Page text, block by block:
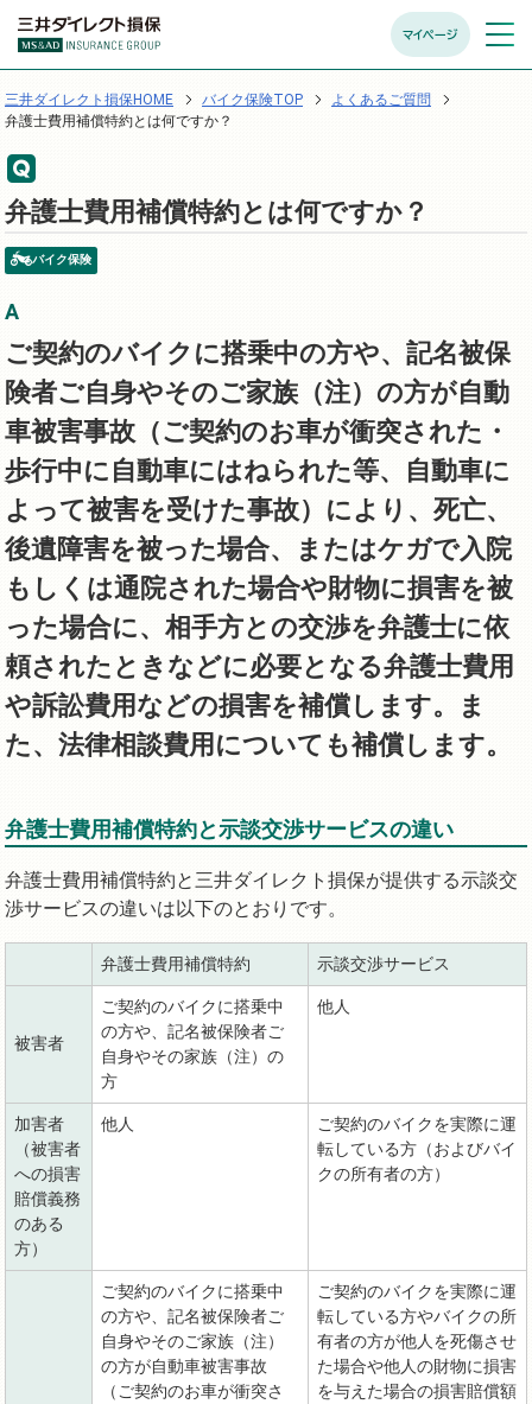
マイページ メニュ
開く
三井ダイレクト損保HOME バイク保険TOP
よくあるご質問
弁護士費用補償特約とは何ですか？
弁護士費用補償特約とは何ですか？
バイク保険
ご契約のバイクに搭乗中の方や、記名被保
険者ご自身やそのご家族（注）の方が自動
車被害事故（ご契約のお車が衝突された・
歩行中に自動車にはねられた等、自動車に
よって被害を受けた事故）により、死亡、
後遺障害を被った場合、またはケガで入院
もしくは通院された場合や財物に損害を被
った場合に、相手方との交渉を弁護士に依
頼されたときなどに必要となる弁護士費用
や訴訟費用などの損害を補償します。ま
た、法律相談費用についても補償します。
弁護士費用補償特約と示談交渉サービスの違い
弁護士費用補償特約と三井ダイレクト損保が提供する示談交
渉サービスの違いは以下のとおりです。
弁護士費用補償特約 示談交渉サービス
被害者
ご契約のバイクに搭乗中
の方や、記名被保険者ご
自身やその家族（注）の
方
他人
加害者
（被害者
への損害
賠償義務
のある
方）
他人
ご契約のバイクを実際に運
転している方（およびバイ
クの所有者の方）
ご契約のバイクに搭乗中
の方や、記名被保険者ご
自身やそのご家族（注）
の方が自動車被害事故
（ご契約のお車が衝突さ
ご契約のバイクを実際に運
転している方やバイクの所
有者の方が他人を死傷させ
た場合や他人の財物に損害
を与えた場合の損害賠償額